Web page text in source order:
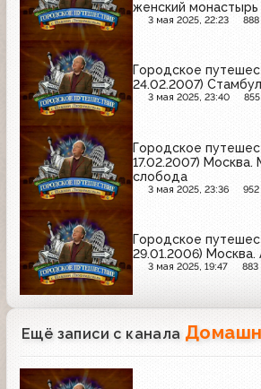
женский монастырь
3 мая 2025, 22:23 888
Городское
24.02.2007) Стамбул
3 мая 2025, 23:40 855
Городское
17.02.2007) Москва.
слобода
3 мая 2025, 23:36 952
Городское
29.01.2006) Москва.
3 мая 2025, 19:47 883
Ещё записи с канала